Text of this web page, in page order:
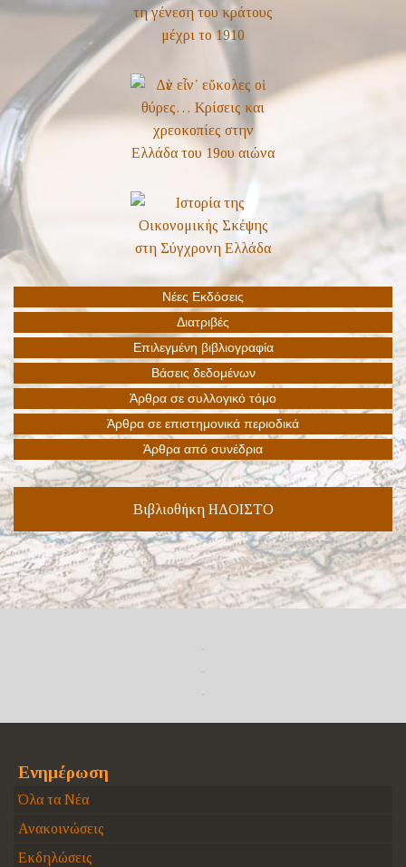
Βιβλιοθήκη ΗΔΟΙΣΤΟ
Ενημέρωση
Όλα τα Νέα
Ανακοινώσεις
Εκδηλώσεις